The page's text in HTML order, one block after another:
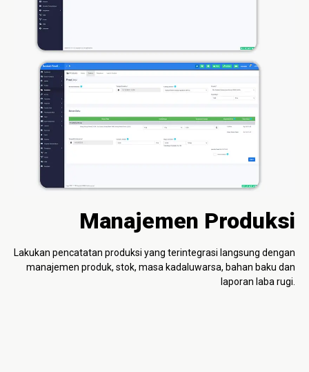
Manajemen Produksi
Lakukan pencatatan produksi yang terintegrasi langsung dengan
manajemen produk, stok, masa kadaluwarsa, bahan baku dan
laporan laba rugi.